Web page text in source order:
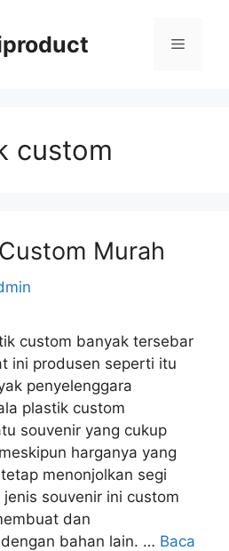
Menu
custom
Murah
custom banyak tersebar
ini produsen seperti itu
penyelenggara
plastik custom
souvenir yang cukup
harganya yang
menonjolkan segi
souvenir ini custom
dan
bahan lain. … Baca